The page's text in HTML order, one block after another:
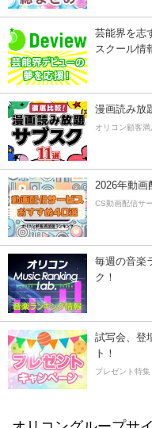
芸能界を志
スクール情
漫画読み放
オリコン顧客
2026年動画
CS動画配信サ
毎週の音楽
ク！
試写会、登
ト！
プレゼント特集